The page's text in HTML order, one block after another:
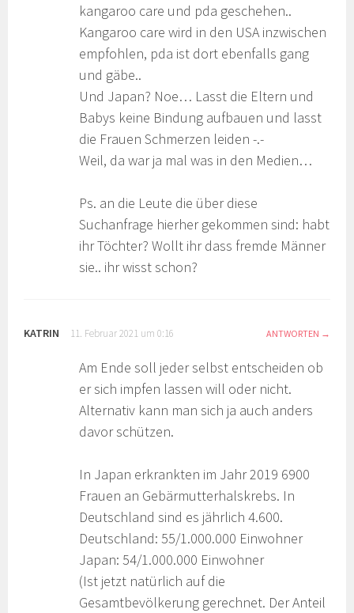
kangaroo care und pda geschehen..
Kangaroo care wird in den USA inzwischen
empfohlen, pda ist dort ebenfalls gang
und gäbe..
Und Japan? Noe… Lasst die Eltern und
Babys keine Bindung aufbauen und lasst
die Frauen Schmerzen leiden -.-
Weil, da war ja mal was in den Medien…
Ps. an die Leute die über diese
Suchanfrage hierher gekommen sind: habt
ihr Töchter? Wollt ihr dass fremde Männer
sie.. ihr wisst schon?
KATRIN 11. Februar 2021 um 0:16 ANTWORTEN
Am Ende soll jeder selbst entscheiden ob
er sich impfen lassen will oder nicht.
Alternativ kann man sich ja auch anders
davor schützen.
In Japan erkrankten im Jahr 2019 6900
Frauen an Gebärmutterhalskrebs. In
Deutschland sind es jährlich 4.600.
Deutschland: 55/1.000.000 Einwohner
Japan: 54/1.000.000 Einwohner
(Ist jetzt natürlich auf die
Gesamtbevölkerung gerechnet. Der Anteil